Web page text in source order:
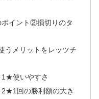
ポイント②損切りのタ
うメリットをレッツチ
1★使いやすさ
回の勝利額の大き